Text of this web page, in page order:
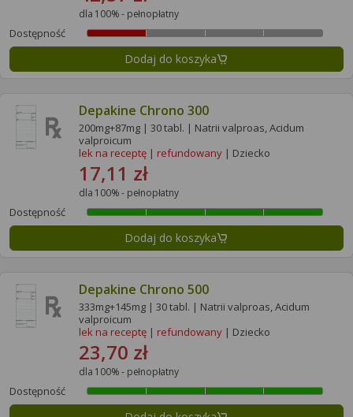
dla 100% - pełnopłatny
Dostępność
Dodaj do koszyka
Depakine Chrono 300
200mg+87mg | 30 tabl. | Natrii valproas, Acidum
valproicum
lek na receptę | refundowany | Dziecko
17,11 zł
dla 100% - pełnopłatny
Dostępność
Dodaj do koszyka
Depakine Chrono 500
333mg+145mg | 30 tabl. | Natrii valproas, Acidum
valproicum
lek na receptę | refundowany | Dziecko
23,70 zł
dla 100% - pełnopłatny
Dostępność